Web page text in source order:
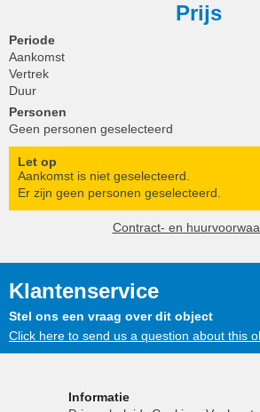
Prijs
Periode
Aankomst
Vertrek
Duur
Personen
Geen personen geselecteerd
Let op
Aankomst is niet geselecteerd.
Er zijn geen personen geselecteerd.
Contract- en
Klantenservice
Stel ons een vraag over dit object
Click here to send us a question about this
Informatie